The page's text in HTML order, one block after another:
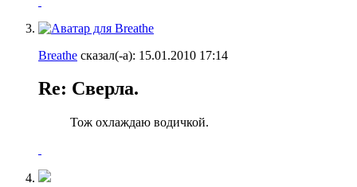
Breathe сказал(-а): 15.01.2010 17:14
Re: Сверла.
Тож охлаждаю водичкой.